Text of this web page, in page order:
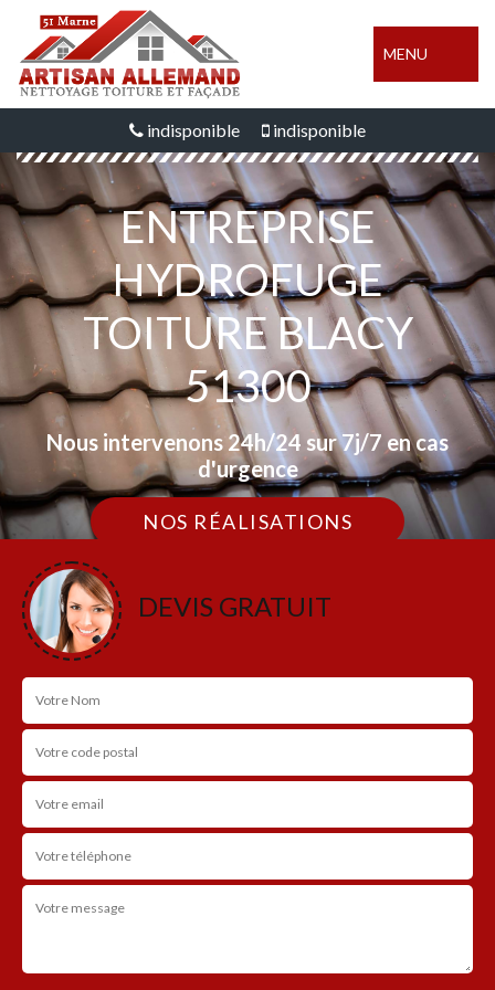
MENU
indisponible indisponible
ENTREPRISE
HYDROFUGE
TOITURE BLACY
51300
Nous intervenons 24h/24 sur 7j/7 en cas
d'urgence
NOS RÉALISATIONS
DEVIS GRATUIT